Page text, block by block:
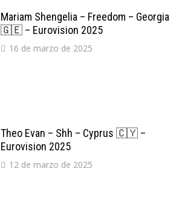
Mariam Shengelia – Freedom – Georgia
🇬🇪 – Eurovision 2025
16 de marzo de 2025
Theo Evan – Shh – Cyprus 🇨🇾 –
Eurovision 2025
12 de marzo de 2025